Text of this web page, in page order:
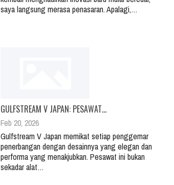
saya langsung merasa penasaran. Apalagi,…
GULFSTREAM V JAPAN: PESAWAT…
Feb 20, 2026
Gulfstream V Japan memikat setiap penggemar
penerbangan dengan desainnya yang elegan dan
performa yang menakjubkan. Pesawat ini bukan
sekadar alat…